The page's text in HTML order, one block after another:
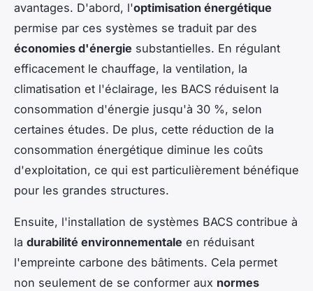
avantages. D'abord, l'optimisation énergétique
permise par ces systèmes se traduit par des
économies d'énergie substantielles. En régulant
efficacement le chauffage, la ventilation, la
climatisation et l'éclairage, les BACS réduisent la
consommation d'énergie jusqu'à 30 %, selon
certaines études. De plus, cette réduction de la
consommation énergétique diminue les coûts
d'exploitation, ce qui est particulièrement bénéfique
pour les grandes structures.
Ensuite, l'installation de systèmes BACS contribue à
la durabilité environnementale en réduisant
l'empreinte carbone des bâtiments. Cela permet
non seulement de se conformer aux normes